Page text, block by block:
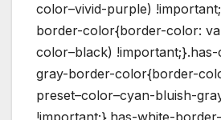
color–vivid-purple)
border-color{border-color:
color–black)
gray-border-color{border-
preset–color–cyan-bluish-